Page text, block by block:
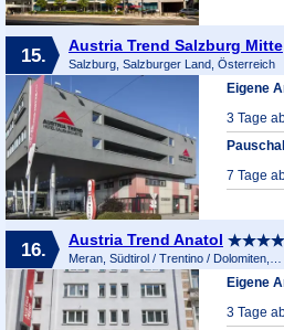
15. Austria Trend Salzburg Mitte
Salzburg, Salzburger Land, Österreich
Eigene
3 Tage
7 Tage
16. Austria Trend Anatol
Eigene
3 Tage